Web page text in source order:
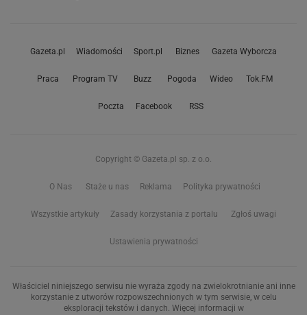
Gazeta.pl Wiadomości Sport.pl Biznes Gazeta Wyborcza
Praca Program TV Buzz Pogoda Wideo Tok.FM
Poczta Facebook RSS
Copyright © Gazeta.pl sp. z o.o.
O Nas Staże u nas Reklama Polityka prywatności
Wszystkie artykuły Zasady korzystania z portalu Zgłoś uwagi
Ustawienia prywatności
Właściciel niniejszego serwisu nie wyraża zgody na zwielokrotnianie ani inne
korzystanie z utworów rozpowszechnionych w tym serwisie, w celu
eksploracji tekstów i danych. Więcej informacji w